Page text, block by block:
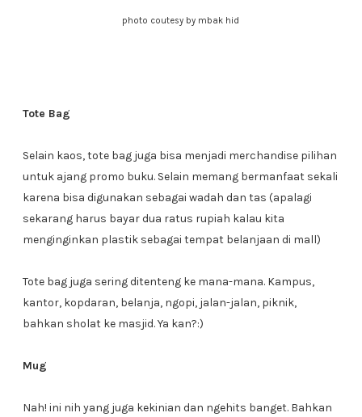
photo coutesy by mbak hid
Tote Bag
Selain kaos, tote bag juga bisa menjadi merchandise pilihan
untuk ajang promo buku. Selain memang bermanfaat sekali
karena bisa digunakan sebagai wadah dan tas (apalagi
sekarang harus bayar dua ratus rupiah kalau kita
menginginkan plastik sebagai tempat belanjaan di mall)
Tote bag juga sering ditenteng ke mana-mana. Kampus,
kantor, kopdaran, belanja, ngopi, jalan-jalan, piknik,
bahkan sholat ke masjid. Ya kan?:)
Mug
Nah! ini nih yang juga kekinian dan ngehits banget. Bahkan